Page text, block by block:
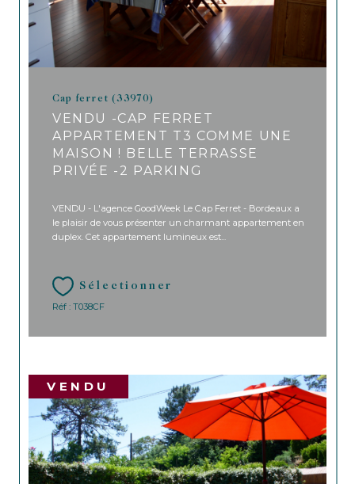
Cap ferret (33970)
VENDU -CAP FERRET
APPARTEMENT T3 COMME UNE
MAISON ! BELLE TERRASSE
PRIVÉE -2 PARKING
VENDU - L'agence GoodWeek Le Cap Ferret - Bordeaux a
le plaisir de vous présenter un charmant appartement en
duplex. Cet appartement lumineux est...
Sélectionner
Réf : T038CF
VENDU